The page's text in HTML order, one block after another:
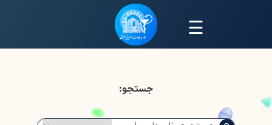
☰
جستجو: